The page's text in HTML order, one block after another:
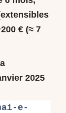
€ (≈ 7
2025
e-